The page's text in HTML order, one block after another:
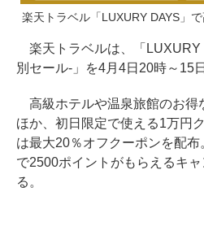
楽天トラベル「LUXURY DAYS」
楽天トラベルは、「LUXURY
別セール-」を4月4日20時～15
高級ホテルや温泉旅館のお得
ほか、初日限定で使える1万円
は最大20％オフクーポンを配
で2500ポイントがもらえるキ
る。